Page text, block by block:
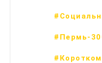
#Пермь-